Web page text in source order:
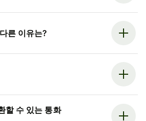
른 이유는?
할 수 있는 통화